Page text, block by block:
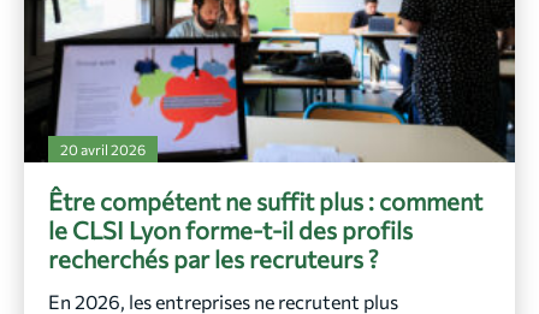
20 avril 2026
Être compétent ne suffit plus : comment
le CLSI Lyon forme-t-il des profils
recherchés par les recruteurs ?
En 2026, les entreprises ne recrutent plus